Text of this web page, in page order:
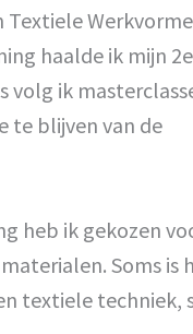
Textiele
haalde ik mijn 2e
volg ik
te blijven van de
heb ik gekozen
Soms is
textiele techniek,